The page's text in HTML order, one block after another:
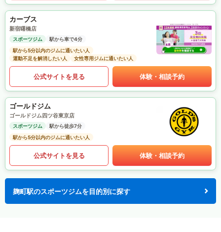
カーブス
新宿曙橋店
スポーツジム
駅から車で4分
駅から5分以内のジムに通いたい人
運動不足を解消したい人
女性専用ジムに通いたい人
公式サイトを見る 体験・相談予約
ゴールドジム
ゴールドジム四ツ谷東京店
スポーツジム
駅から徒歩7分
駅から5分以内のジムに通いたい人
公式サイトを見る 体験・相談予約
麹町駅のスポーツジムを目的別に探す